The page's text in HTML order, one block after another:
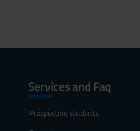
Services and Faq
Prospective students